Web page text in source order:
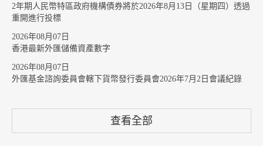
2年期人民幣特區政府機構債券將於2026年8月13日（星期四）透過
重開進行投標
2026年08月07日
香港最新外匯儲備資產數字
2026年08月07日
外匯基金諮詢委員會轄下貨幣發行委員會2026年7月2日會議紀錄
查看全部